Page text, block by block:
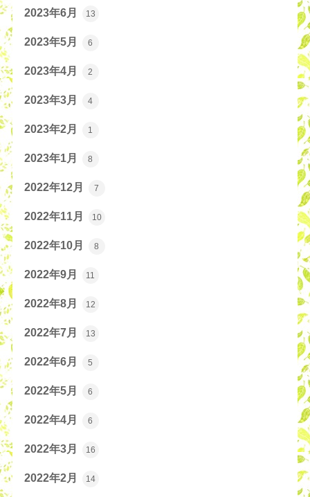
2023年6月 13
2023年5月 6
2023年4月 2
2023年3月 4
2023年2月 1
2023年1月 8
2022年12月 7
2022年11月 10
2022年10月 8
2022年9月 11
2022年8月 12
2022年7月 13
2022年6月 5
2022年5月 6
2022年4月 6
2022年3月 16
2022年2月 14